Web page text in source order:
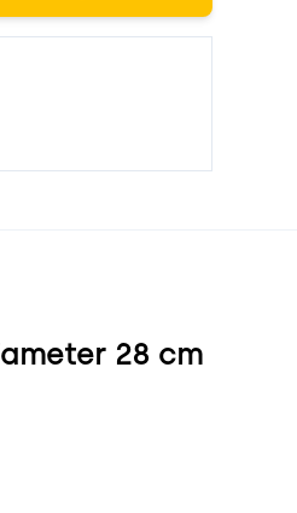
28 cm